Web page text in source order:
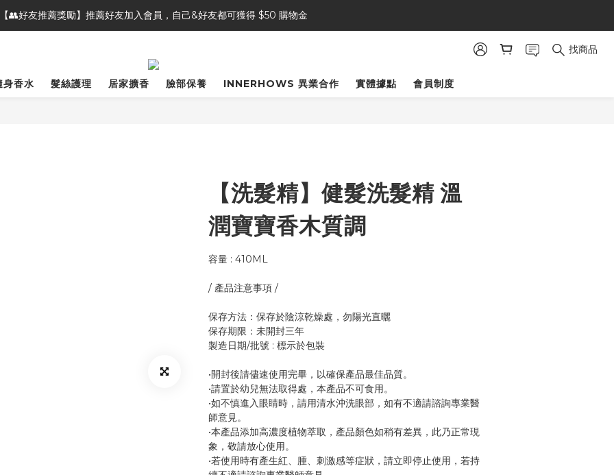
【🎁新會員好禮】 註冊加入會員 立即領 $100 購物金
【⭐商品評論】完成商品評論，即可獲得 20 點會員點數
【🎁新會員好禮】 註冊加入會員 立即領 $100 購物金
找商品
身香水 髮絲護理 居家擴香 臉部保養 INNERHOWS 異業合作 實體據點 會員制度
【洗髮精】健髮洗髮精 溫
潤寶寶香木質調
容量 : 410ML
/ 產品注意事項 /
保存方法：保存於陰涼乾燥處，勿陽光直曬
保存期限：未開封三年
製造日期/批號 : 標示於包裝
•開封後請儘速使用完畢，以確保產品最佳品質。
•請置於幼兒無法取得處，本產品不可食用。
•如不慎進入眼睛時，請用清水沖洗眼部，如有不適請諮詢專業醫
師意見。
•本產品添加高濃度植物萃取，產品顏色如稍有差異，此乃正常現
象，敬請放心使用。
•若使用時有產生紅、腫、刺激感等症狀，請立即停止使用，若持